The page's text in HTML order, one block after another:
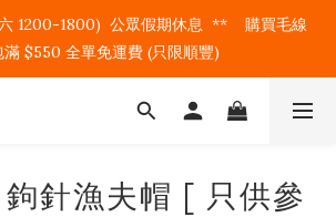
1200-1800)  公眾假期休息  **    購買毛線
滿 $550 全單免運費 (只限順豐)
針漁夫帽 [ 只供參